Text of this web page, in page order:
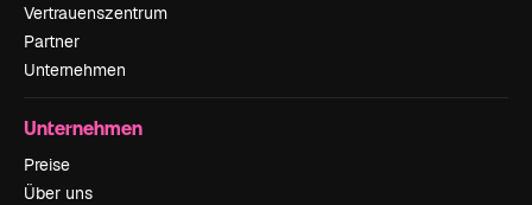
Vertrauenszentrum
Partner
Unternehmen
Unternehmen
Preise
Über uns